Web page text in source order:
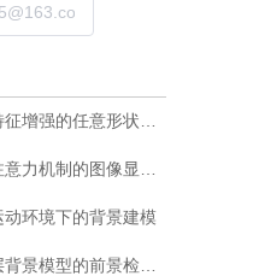
的任意形状场景文本检测
机制的图像显著性检测
环境下的背景建模
模型的前景检测算法